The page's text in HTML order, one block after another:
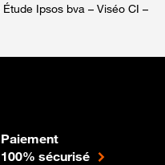
Étude Ipsos bva – Viséo CI –
Paiement
100% sécurisé